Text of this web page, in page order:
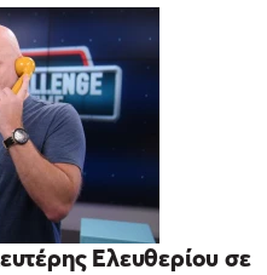
Ελευθερίου σε